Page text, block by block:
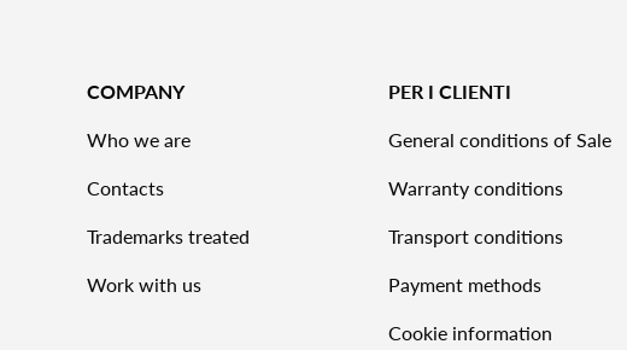
COMPANY
Who we are
Contacts
Trademarks treated
Work with us
PER I CLIENTI
General conditions of Sale
Warranty conditions
Transport conditions
Payment methods
Cookie information